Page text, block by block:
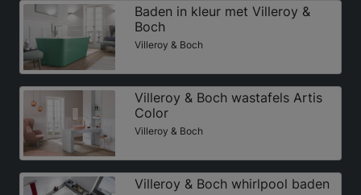
Baden in kleur met Villeroy &
Boch
Villeroy & Boch
Villeroy & Boch wastafels Artis
Color
Villeroy & Boch
Villeroy & Boch whirlpool baden